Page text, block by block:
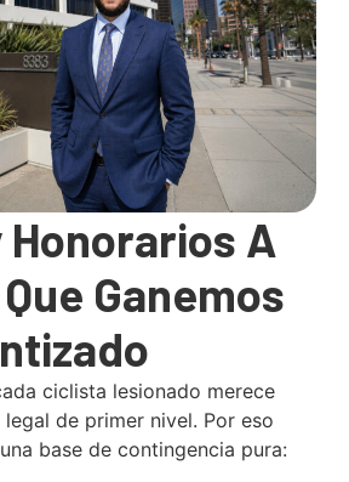
Honorarios A
Ganemos
ciclista lesionado merece
de primer nivel. Por eso
base de contingencia pura: